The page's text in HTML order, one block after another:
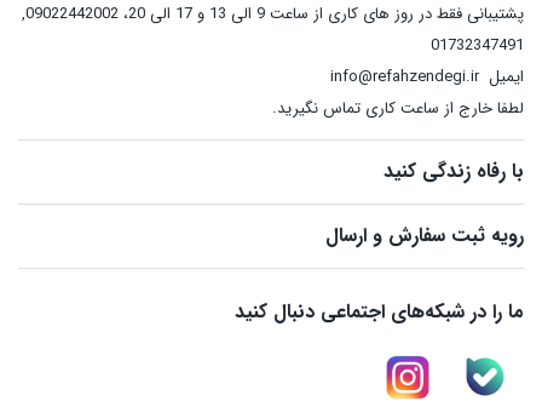
پشتیبانی فقط در روز های کاری از ساعت 9 الی 13 و 17 الی 20، 09022442002
,
01732347491
ایمیلinfo@refahzendegi.ir
لطفا خارج از ساعت کاری تماس نگیرید.
با رفاه زندگی کنید
رویه ثبت سفارش و ارسال
ما را در شبکه‌های اجتماعی دنبال کنید